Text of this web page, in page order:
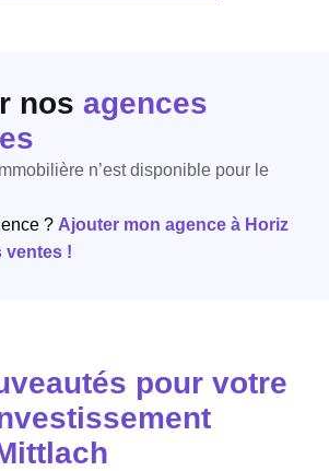
nos agences
n’est disponible pour le
? Ajouter mon agence à Horiz
ventes !
pour votre